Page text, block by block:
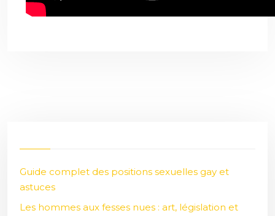
Guide complet des positions sexuelles gay et
astuces
Les hommes aux fesses nues : art, législation et